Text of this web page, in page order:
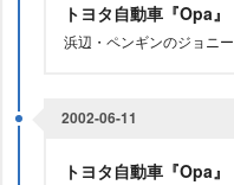
トヨタ自動車『Opa』
浜辺・ペンギンのジョニー
2002-06-11
トヨタ自動車『Opa』